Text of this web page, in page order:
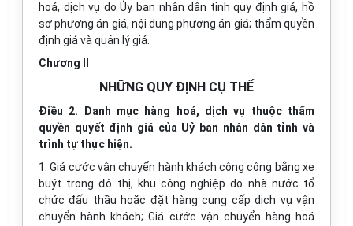
hoá, dịch vụ do Ủy ban nhân dân tỉnh quy định giá, hồ
sơ phương án giá, nội dung phương án giá; thẩm quyền
định giá và quản lý giá.
Chương II
NHỮNG QUY ĐỊNH CỤ THỂ
Điều 2. Danh mục hàng hoá, dịch vụ thuộc thẩm
quyền quyết định giá của Uỷ ban nhân dân tỉnh và
trình tự thực hiện.
1. Giá cước vận chuyển hành khách công cộng bằng xe
buýt trong đô thị, khu công nghiệp do nhà nước tổ
chức đấu thầu hoặc đặt hàng cung cấp dịch vụ vận
chuyển hành khách; Giá cước vận chuyển hàng hoá